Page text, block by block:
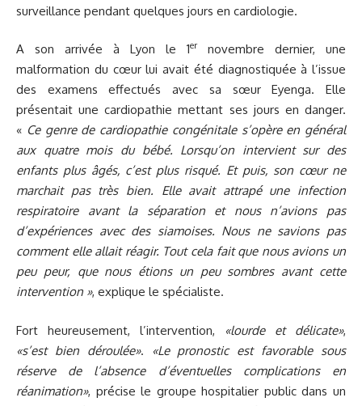
surveillance pendant quelques jours en cardiologie.
A son arrivée à Lyon le 1ernovembre dernier, une
malformation du cœur lui avait été diagnostiquée à l’issue
des examens effectués avec sa sœur Eyenga. Elle
présentait une cardiopathie mettant ses jours en danger.
« Ce genre de cardiopathie congénitale s’opère en général
aux quatre mois du bébé. Lorsqu’on intervient sur des
enfants plus âgés, c’est plus risqué. Et puis, son cœur ne
marchait pas très bien. Elle avait attrapé une infection
respiratoire avant la séparation et nous n’avions pas
d’expériences avec des siamoises. Nous ne savions pas
comment elle allait réagir. Tout cela fait que nous avions un
peu peur, que nous étions un peu sombres avant cette
intervention », explique le spécialiste.
Fort heureusement, l’intervention, «lourde et délicate»,
«s’est bien déroulée».
«Le pronostic est favorable sous
réserve de l’absence d’éventuelles complications en
réanimation», précise le groupe hospitalier public dans un